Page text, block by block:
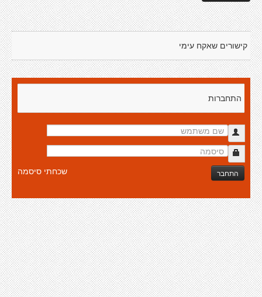
קישורים שאקח עימי
התחברות
התחבר שכחתי סיסמה